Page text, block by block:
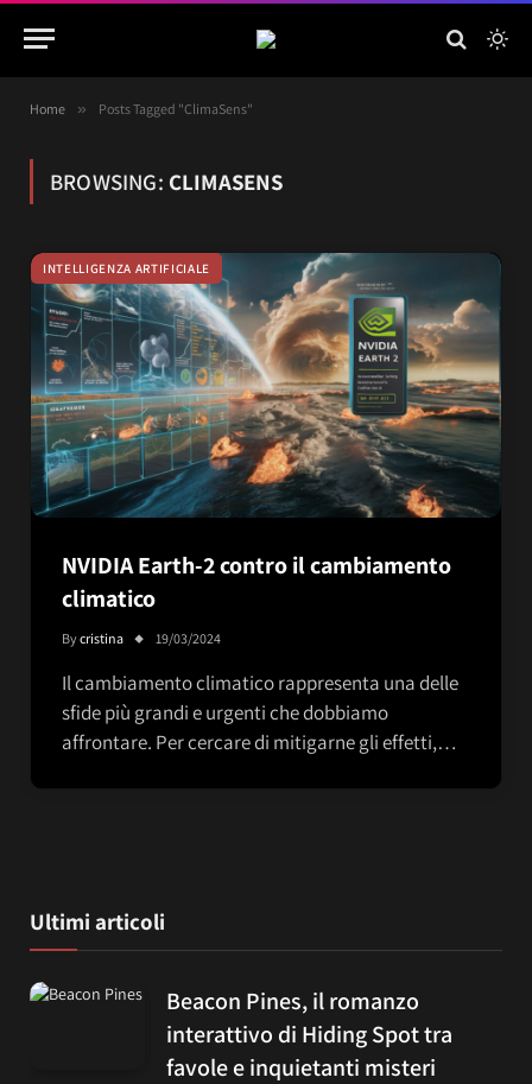
Home » Posts Tagged "ClimaSens"
BROWSING: CLIMASENS
INTELLIGENZA ARTIFICIALE
NVIDIA Earth-2 contro il cambiamento
climatico
Bycristina 19/03/2024
Il cambiamento climatico rappresenta una delle
sfide più grandi e urgenti che dobbiamo
affrontare. Per cercare di mitigarne gli effetti,…
Ultimi articoli
Beacon Pines, il romanzo
interattivo di Hiding Spot tra
favole e inquietanti misteri